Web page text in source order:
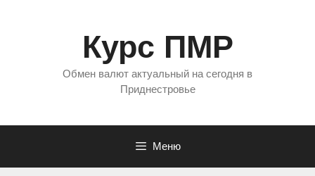
Курс ПМР
Обмен валют актуальный на сегодня в
Приднестровье
Меню